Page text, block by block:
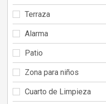
Terraza
Alarma
Patio
Zona para niños
Cuarto de Limpieza